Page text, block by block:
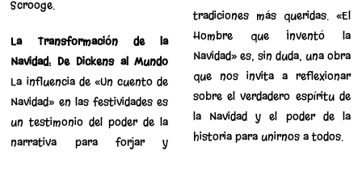
Scrooge.
La Transformación de la
Navidad: De Dickens al Mundo
La influencia de «Un cuento de
Navidad» en las festividades es
un testimonio del poder de la
narrativa para forjar y
tradiciones más queridas. «El
Hombre que Inventó la
Navidad» es, sin duda, una obra
que nos invita a reflexionar
sobre el verdadero espíritu de
la Navidad y el poder de la
historia para unirnos a todos.